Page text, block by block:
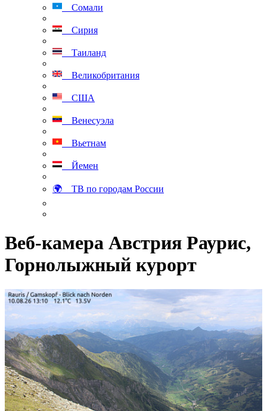
Сомали
Сирия
Таиланд
Великобритания
США
Венесуэла
Вьетнам
Йемен
🌍 ТВ по городам России
Веб-камера Австрия Раурис,
Горнолыжный курорт